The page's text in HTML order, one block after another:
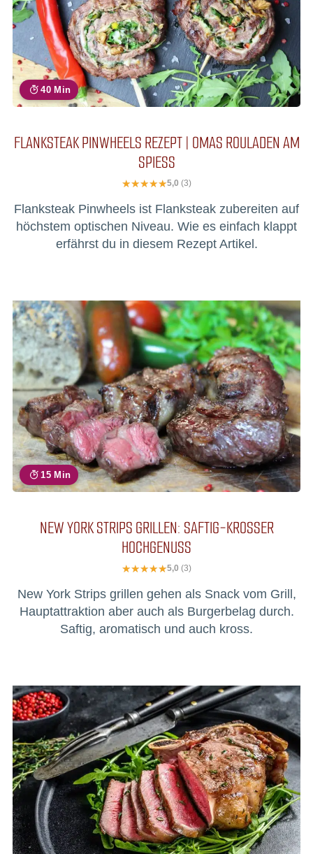
40 Min
FLANKSTEAK PINWHEELS REZEPT | OMAS ROULADEN AM
SPIESS
5,0 (3)
Flanksteak Pinwheels ist Flanksteak zubereiten auf
höchstem optischen Niveau. Wie es einfach klappt
erfährst du in diesem Rezept Artikel.
15 Min
NEW YORK STRIPS GRILLEN: SAFTIG-KROSSER
HOCHGENUSS
5,0 (3)
New York Strips grillen gehen als Snack vom Grill,
Hauptattraktion aber auch als Burgerbelag durch.
Saftig, aromatisch und auch kross.